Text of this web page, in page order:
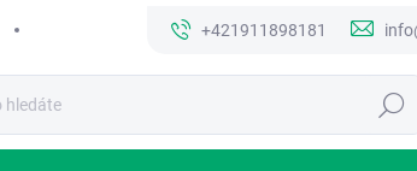
+421911898181
Hledat